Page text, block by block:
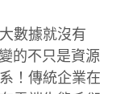
數據就沒有
的不只是資源
！傳統企業在